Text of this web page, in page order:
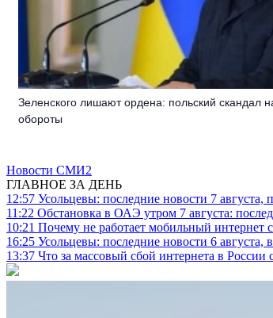
Зеленского лишают ордена: польский скандал
обороты
Новости СМИ2
ГЛАВНОЕ ЗА ДЕНЬ
12:57 Усольцевы: последние новости 7 августа,
11:22 Обстановка в ОАЭ утром 7 августа:
10:21 Почему не работает мобильный интернет
16:25 Усольцевы: последние новости 6 августа,
13:37 Что за массовый сбой интернета в России